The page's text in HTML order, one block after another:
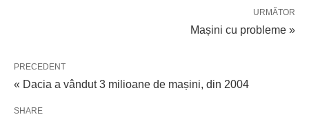
URMĂTOR
Mașini cu probleme »
PRECEDENT
« Dacia a vândut 3 milioane de mașini, din 2004
SHARE